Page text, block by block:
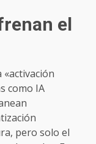
el
«activación
como IA
pero solo el